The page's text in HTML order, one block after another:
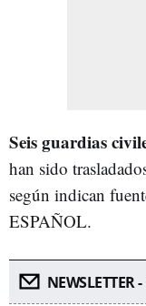
Seis guardias
han sido
según indican
ESPAÑOL.
NEWSLETTER